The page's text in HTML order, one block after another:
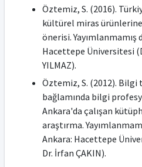
Öztemiz, S. (2016).
kültürel miras
önerisi.
Hacettepe Üniversitesi
YILMAZ).
Öztemiz, S. (2012).
bağlamında bilgi
Ankara'da çalışan
araştırma.
Ankara: Hacettepe
Dr. İrfan ÇAKIN).